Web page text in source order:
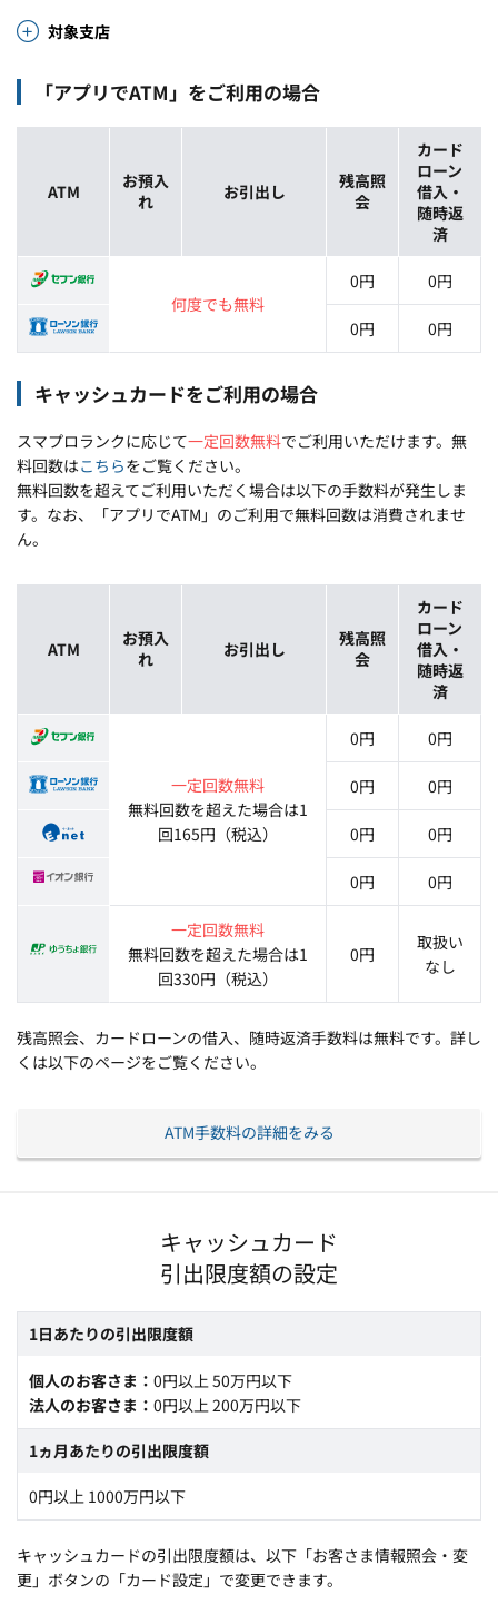
対象支店
「アプリでATM」をご利用の場合
ATM
お預入
れ
お引出し
残高照
会
カード
ローン
借入・
随時返
済
何度でも無料
0円 0円
0円 0円
キャッシュカードをご利用の場合
スマプロランクに応じて一定回数無料でご利用いただけます。無
料回数はこちらをご覧ください。
無料回数を超えてご利用いただく場合は以下の手数料が発生しま
す。なお、「アプリでATM」のご利用で無料回数は消費されませ
ん。
ATM
お預入
れ
お引出し
残高照
会
カード
ローン
借入・
随時返
済
一定回数無料
無料回数を超えた場合は1
回165円（税込）
0円 0円
0円 0円
0円 0円
0円 0円
一定回数無料
無料回数を超えた場合は1
回330円（税込）
0円
取扱い
なし
残高照会、カードローンの借入、随時返済手数料は無料です。詳し
くは以下のページをご覧ください。
ATM手数料の詳細をみる
キャッシュカード
引出限度額の設定
1日あたりの引出限度額
個人のお客さま
0円以上 50万円以下
法人のお客さま
0円以上 200万円以下
1ヵ月あたりの引出限度額
0円以上 1000万円以下
キャッシュカードの引出限度額は、以下「お客さま情報照会・変
更」ボタンの「カード設定」で変更できます。